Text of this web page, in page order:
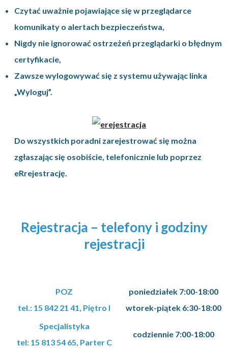
Czytać uważnie pojawiające się w przeglądarce
komunikaty o alertach bezpieczeństwa,
Nigdy nie ignorować ostrzeżeń przeglądarki o błędnym
certyfikacie,
Zawsze wylogowywać się z systemu używając linka
„Wyloguj”.
Do wszystkich poradni zarejestrować się można
zgłaszając się osobiście, telefonicznie lub poprzez
eRrejestrację.
Rejestracja – telefony i godziny
rejestracji
POZ
tel.: 15 842 21 41, Piętro I
poniedziałek 7:00-18:00
wtorek-piątek 6:30-18:00
Specjalistyka
tel: 15 813 54 65, Parter C
codziennie 7:00-18:00